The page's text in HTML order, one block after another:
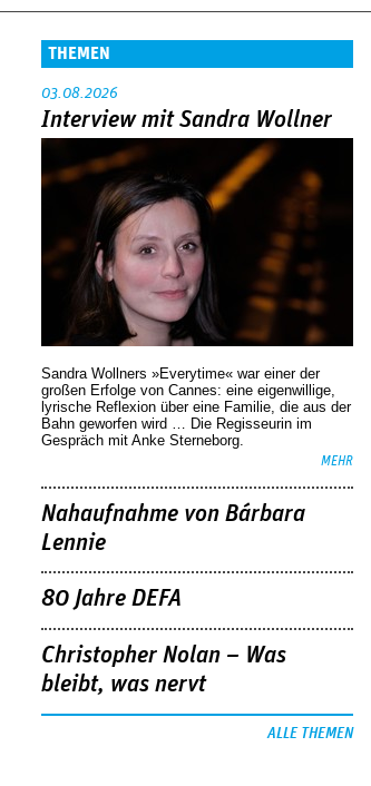
THEMEN
03.08.2026
Interview mit Sandra Wollner
Sandra Wollners »Everytime« war einer der
großen Erfolge von Cannes: eine eigenwillige,
lyrische Reflexion über eine ­Familie, die aus der
Bahn geworfen wird … Die Regisseurin im
Gespräch mit Anke Sterneborg.
MEHR
Nahaufnahme von Bárbara
Lennie
80 Jahre DEFA
Christopher Nolan – Was
bleibt, was nervt
ALLE THEMEN